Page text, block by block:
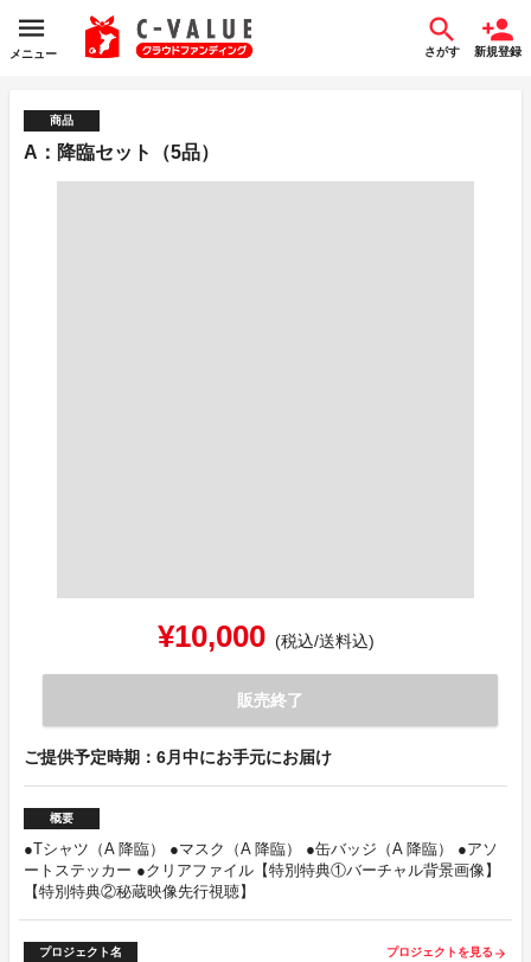
メニュー さがす 新規登録
商品
A：降臨セット（5品）
¥10,000 (税込/送料込)
販売終了
ご提供予定時期：6月中にお手元にお届け
概要
●Tシャツ（A 降臨） ●マスク（A 降臨） ●缶バッジ（A 降臨） ●アソ
ートステッカー ●クリアファイル【特別特典①バーチャル背景画像】
【特別特典②秘蔵映像先行視聴】
プロジェクト名 プロジェクトを見る arrow_forward